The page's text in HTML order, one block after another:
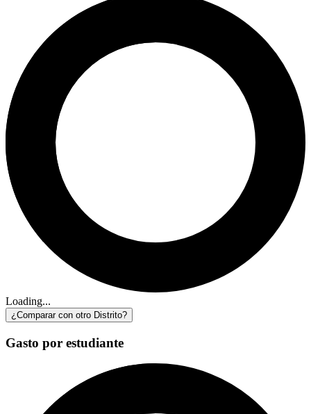
Loading...
¿Comparar con otro Distrito?
Gasto por estudiante